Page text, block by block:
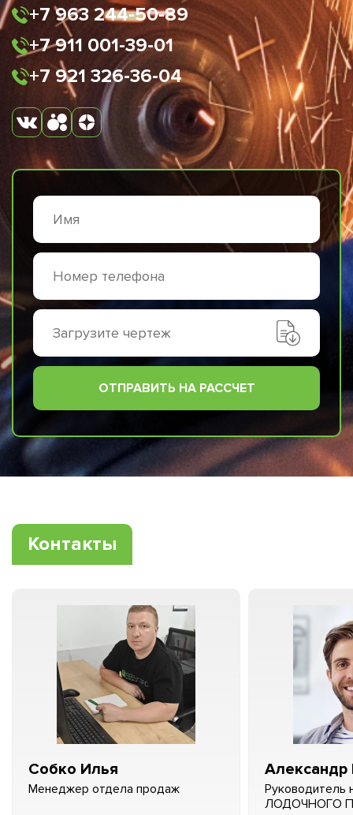
+7 963 244-50-89
+7 911 001-39-01
+7 921 326-36-04
Загрузите чертеж
ОТПРАВИТЬ НА РАССЧЕТ
Контакты
Собко Илья
Менеджер отдела продаж
Александр
Руководитель
ЛОДОЧНОГО